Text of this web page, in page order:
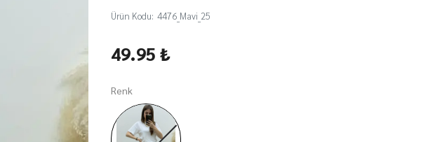
Ürün Kodu: 4476_Mavi_25
49.95 ₺
Renk